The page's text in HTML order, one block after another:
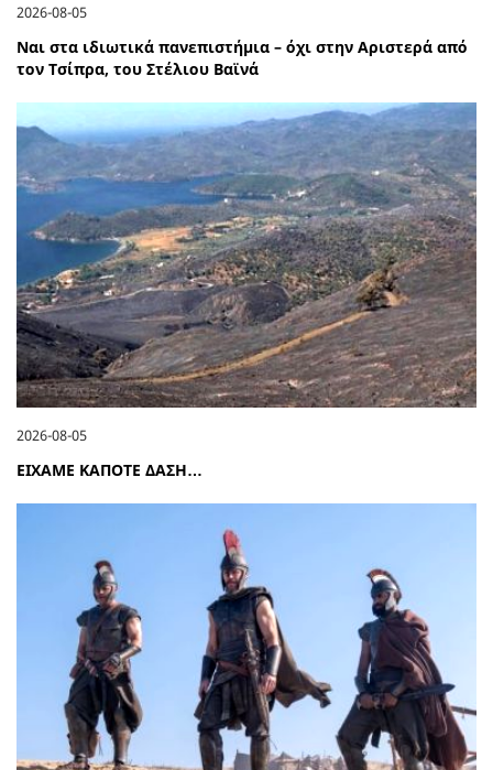
2026-08-05
Ναι στα ιδιωτικά πανεπιστήμια – όχι στην Αριστερά από
τον Τσίπρα, του Στέλιου Βαϊνά
2026-08-05
ΕΙΧΑΜΕ ΚΑΠΟΤΕ ΔΑΣΗ…